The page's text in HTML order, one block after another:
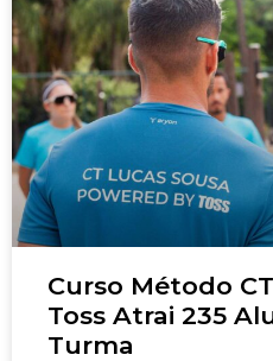
Curso Método
Toss Atrai 235
Turma